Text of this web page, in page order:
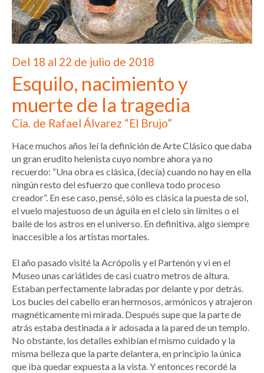
Del 18 al 22 de julio de 2018
Esquilo, nacimiento y
muerte de la tragedia
Cia. de Rafael Álvarez “El Brujo”
Hace muchos años leí la definición de Arte Clásico que daba
un gran erudito helenista cuyo nombre ahora ya no
recuerdo: “Una obra es clásica, (decía) cuando no hay en ella
ningún resto del esfuerzo que conlleva todo proceso
creador”. En ese caso, pensé, sólo es clásica la puesta de sol,
el vuelo majestuoso de un águila en el cielo sin límites o el
baile de los astros en el universo. En definitiva, algo siempre
inaccesible a los artistas mortales.
El año pasado visité la Acrópolis y el Partenón y vi en el
Museo unas cariátides de casi cuatro metros de altura.
Estaban perfectamente labradas por delante y por detrás.
Los bucles del cabello eran hermosos, armónicos y atrajeron
magnéticamente mi mirada. Después supe que la parte de
atrás estaba destinada a ir adosada a la pared de un templo.
No obstante, los detalles exhibían el mismo cuidado y la
misma belleza que la parte delantera, en principio la única
que iba quedar expuesta a la vista. Y entonces recordé la